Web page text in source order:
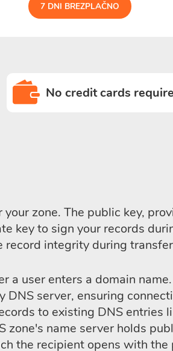
7 DNI BREZPLAČNO
No credit cards
zone. The public key,
key to sign your records
record integrity during
user enters a domain
server, ensuring
to existing DNS entries
name server holds
the recipient opens with